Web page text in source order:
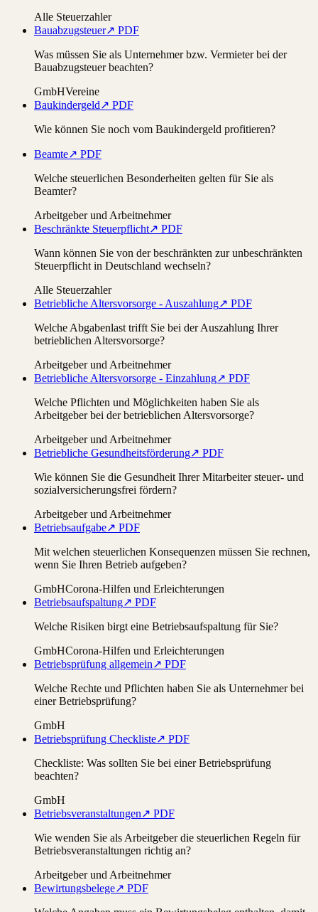
Alle Steuerzahler
Bauabzugsteuer↗ PDF
Was müssen Sie als Unternehmer bzw. Vermieter bei der
Bauabzugsteuer beachten?
GmbHVereine
Baukindergeld↗ PDF
Wie können Sie noch vom Baukindergeld profitieren?
Beamte↗ PDF
Welche steuerlichen Besonderheiten gelten für Sie als
Beamter?
Arbeitgeber und Arbeitnehmer
Beschränkte Steuerpflicht↗ PDF
Wann können Sie von der beschränkten zur unbeschränkten
Steuerpflicht in Deutschland wechseln?
Alle Steuerzahler
Betriebliche Altersvorsorge - Auszahlung↗ PDF
Welche Abgabenlast trifft Sie bei der Auszahlung Ihrer
betrieblichen Altersvorsorge?
Arbeitgeber und Arbeitnehmer
Betriebliche Altersvorsorge - Einzahlung↗ PDF
Welche Pflichten und Möglichkeiten haben Sie als
Arbeitgeber bei der betrieblichen Altersvorsorge?
Arbeitgeber und Arbeitnehmer
Betriebliche Gesundheitsförderung↗ PDF
Wie können Sie die Gesundheit Ihrer Mitarbeiter steuer- und
sozialversicherungsfrei fördern?
Arbeitgeber und Arbeitnehmer
Betriebsaufgabe↗ PDF
Mit welchen steuerlichen Konsequenzen müssen Sie rechnen,
wenn Sie Ihren Betrieb aufgeben?
GmbHCorona-Hilfen und Erleichterungen
Betriebsaufspaltung↗ PDF
Welche Risiken birgt eine Betriebsaufspaltung für Sie?
GmbHCorona-Hilfen und Erleichterungen
Betriebsprüfung allgemein↗ PDF
Welche Rechte und Pflichten haben Sie als Unternehmer bei
einer Betriebsprüfung?
GmbH
Betriebsprüfung Checkliste↗ PDF
Checkliste: Was sollten Sie bei einer Betriebsprüfung
beachten?
GmbH
Betriebsveranstaltungen↗ PDF
Wie wenden Sie als Arbeitgeber die steuerlichen Regeln für
Betriebsveranstaltungen richtig an?
Arbeitgeber und Arbeitnehmer
Bewirtungsbelege↗ PDF